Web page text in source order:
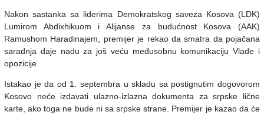
Nakon sastanka sa liderima Demokratskog saveza Kosova (LDK)
Lumirom Abdixhikuom i Alijanse za budućnost Kosova (AAK)
Ramushom Haradinajem, premijer je rekao da smatra da pojačana
saradnja daje nadu za još veću međusobnu komunikaciju Vlade i
opozicije.
Istakao je da od 1. septembra u skladu sa postignutim dogovorom
Kosovo neće izdavati ulazno-izlazna dokumenta za srpske lične
karte, ako toga ne bude ni sa srpske strane. Premijer je kazao da će